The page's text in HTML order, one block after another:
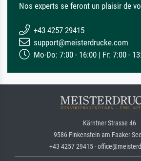
Nos experts se feront un plaisir de
+43 4257 29415
support@meisterdrucke.com
Mo-Do: 7:00 - 16:00 | Fr: 7:00 -
Kärntner Strasse 46
9586 Finkenstein am Faaker
+43 4257 29415 ·